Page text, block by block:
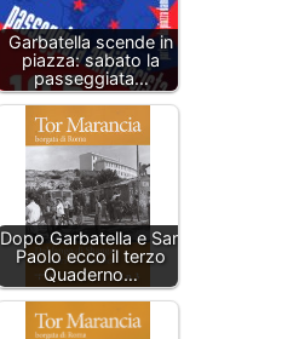
Garbatella scende in
piazza: sabato la
passeggiata…
Dopo Garbatella e San
Paolo ecco il terzo
Quaderno…